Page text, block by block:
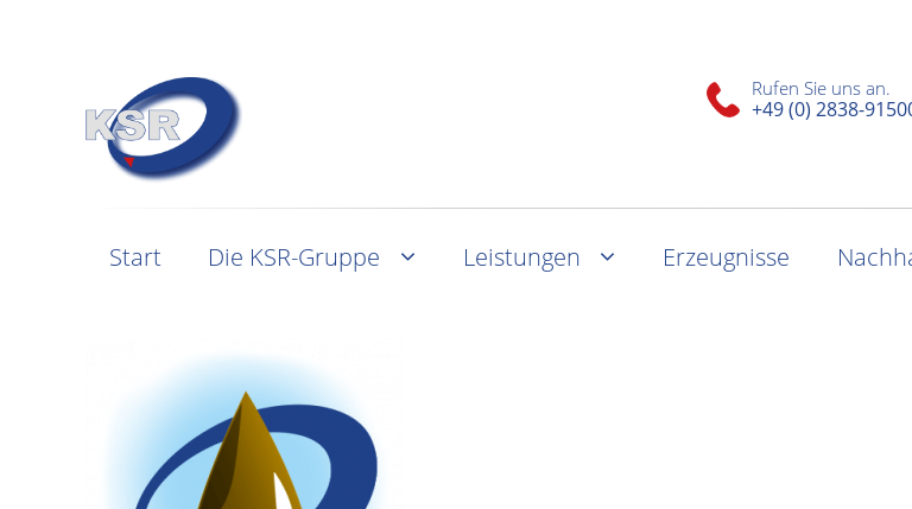
Rufen Sie uns an.
+49 (0) 2838-
Start Die KSR-Gruppe Leistungen Erzeugnisse